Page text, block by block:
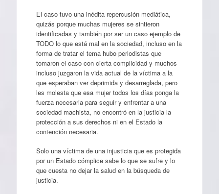
El caso tuvo una inédita repercusión mediática,
quizás porque muchas mujeres se sintieron
identificadas y también por ser un caso ejemplo de
TODO lo que está mal en la sociedad, incluso en la
forma de tratar el tema hubo periodistas que
tomaron el caso con cierta complicidad y muchos
incluso juzgaron la vida actual de la víctima a la
que esperaban ver deprimida y desarreglada, pero
les molesta que esa mujer todos los días ponga la
fuerza necesaria para seguir y enfrentar a una
sociedad machista, no encontró en la justicia la
protección a sus derechos ni en el Estado la
contención necesaria.
Solo una víctima de una injusticia que es protegida
por un Estado cómplice sabe lo que se sufre y lo
que cuesta no dejar la salud en la búsqueda de
justicia.